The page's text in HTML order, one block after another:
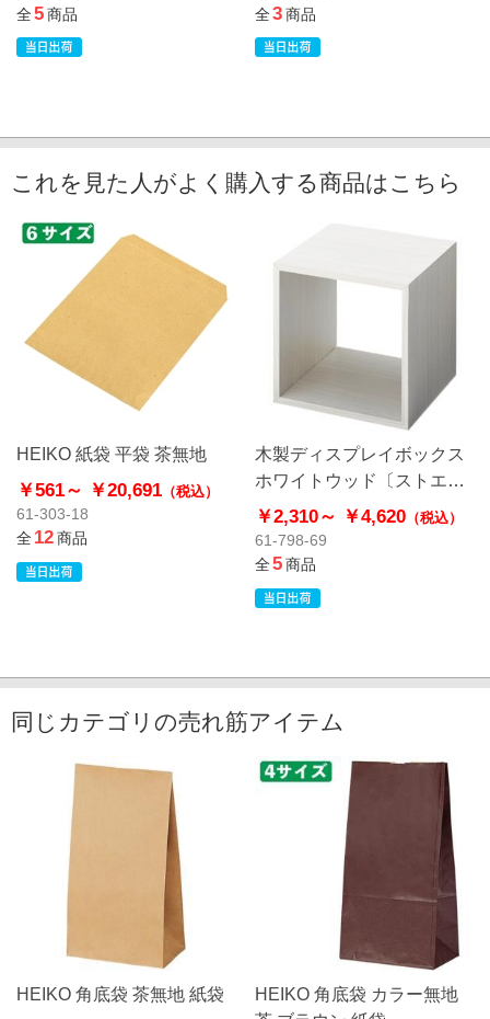
全5商品
全3商品
これを見た人がよく購入する商品はこちら
HEIKO 紙袋 平袋 茶無地
￥561～ ￥20,691 （税込）
61-303-18
全12商品
木製ディスプレイボックス
ホワイトウッド〔ストエキ
オリジナル〕
￥2,310～ ￥4,620（税込）
61-798-69
全5商品
同じカテゴリの売れ筋アイテム
HEIKO 角底袋 茶無地 紙袋
HEIKO 角底袋 カラー無地